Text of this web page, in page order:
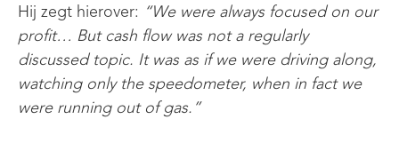
Hij zegt hierover: “We were always focused on our
profit… But cash flow was not a regularly
discussed topic. It was as if we were driving along,
watching only the speedometer, when in fact we
were running out of gas.”